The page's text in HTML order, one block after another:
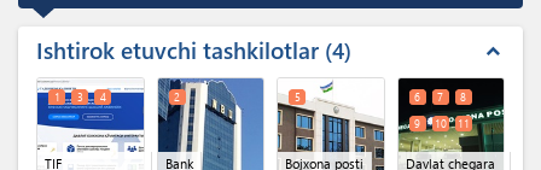
Ishtirok etuvchi tashkilotlar 4 expand_less
TIF
1 3 4
Bank
2
Bojxona posti
5
Davlat chegara
6 7
8
9
10 11